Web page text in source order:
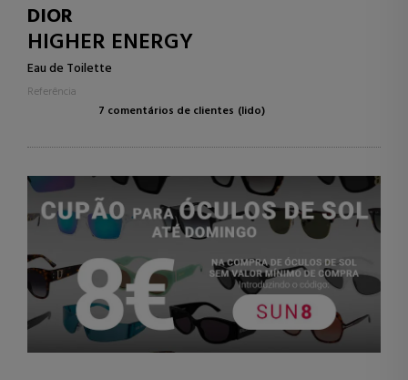
DIOR
HIGHER ENERGY
Eau de Toilette
Referência
7 comentários de clientes (lido)